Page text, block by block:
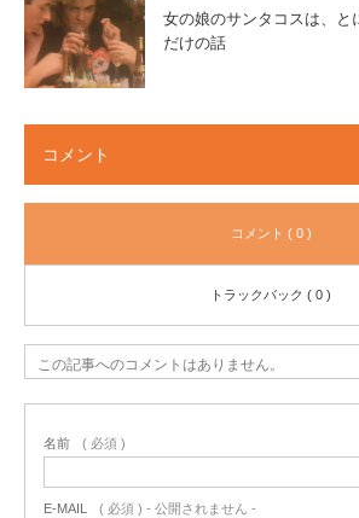
女の娘のサンタコスは、と
だけの話
コメント
コメント ( 0 )
トラックバック ( 0 )
この記事へのコメントはありません。
名前 ( 必須 )
E-MAIL ( 必須 ) - 公開されません -